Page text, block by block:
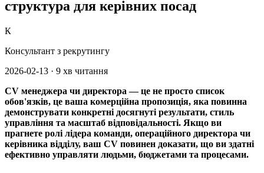
структура для керівних посад
К
Консультант з рекрутингу
2026-02-13 · 9 хв читання
CV менеджера чи директора — це не просто список
обов'язків, це ваша комерційна пропозиція, яка повинна
демонструвати конкретні досягнуті результати, стиль
управління та масштаб відповідальності. Якщо ви
прагнете ролі лідера команди, операційного директора чи
керівника відділу, ваш CV повинен доказати, що ви здатні
ефективно управляти людьми, бюджетами та процесами.